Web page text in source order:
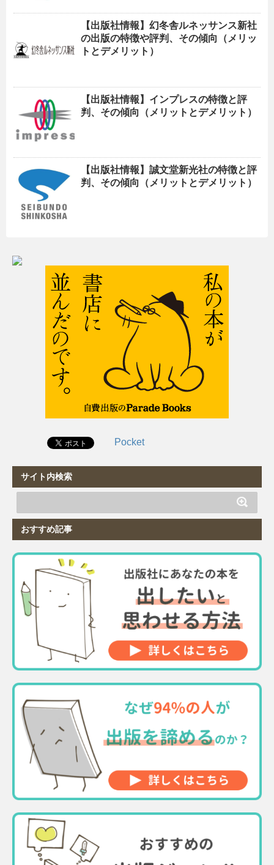
【出版社情報】幻冬舎ルネッサンス新社
の出版の特徴や評判、その傾向（メリッ
トとデメリット）
【出版社情報】インプレスの特徴と評
判、その傾向（メリットとデメリット）
【出版社情報】誠文堂新光社の特徴と評
判、その傾向（メリットとデメリット）
Pocket
サイト内検索
おすすめ記事